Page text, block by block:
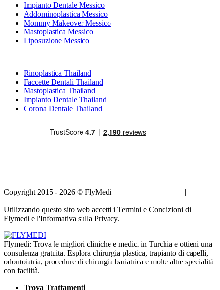
Impianto Dentale Messico
Addominoplastica Messico
Mommy Makeover Messico
Mastoplastica Messico
Liposuzione Messico
Rinoplastica Thailand
Faccette Dentali Thailand
Mastoplastica Thailand
Impianto Dentale Thailand
Corona Dentale Thailand
Copyright 2015 - 2026 © FlyMedi |
|
Utilizzando questo sito web accetti i Termini e Condizioni di
Flymedi e l'Informativa sulla Privacy.
Flymedi: Trova le migliori cliniche e medici in Turchia e ottieni una
consulenza gratuita. Esplora chirurgia plastica, trapianto di capelli,
odontoiatria, procedure di chirurgia bariatrica e molte altre specialità
con facilità.
Trova Trattamenti